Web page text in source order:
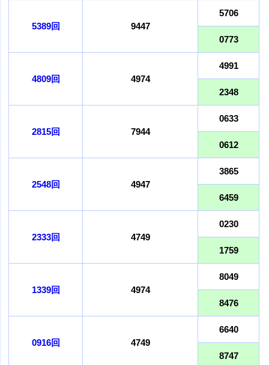
5389回 9447
5706
0773
4809回 4974
4991
2348
2815回 7944
0633
0612
2548回 4947
3865
6459
2333回 4749
0230
1759
1339回 4974
8049
8476
0916回 4749
6640
8747